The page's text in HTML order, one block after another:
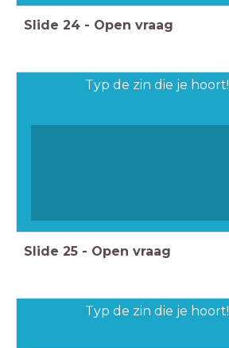
Slide 24 - Open vraag
Typ de zin die je hoort!
Slide 25 - Open vraag
Typ de zin die je hoort!